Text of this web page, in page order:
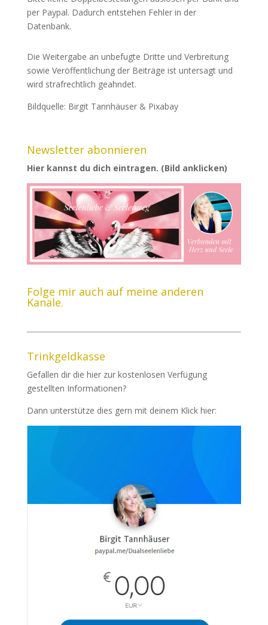
per Paypal. Dadurch entstehen Fehler in der
Datenbank.
Die Weitergabe an unbefugte Dritte und Verbreitung
sowie Veröffentlichung der Beiträge ist untersagt und
wird strafrechtlich geahndet.
Bildquelle: Birgit Tannhäuser & Pixabay
Newsletter abonnieren
Hier kannst du dich eintragen. (Bild anklicken)
Folge mir auch auf meine anderen
Kanäle.
Trinkgeldkasse
Gefallen dir die hier zur kostenlosen Verfügung
gestellten Informationen?
Dann unterstütze dies gern mit deinem Klick hier: